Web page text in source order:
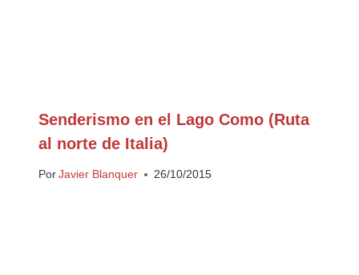
Senderismo en el Lago Como (Ruta
al norte de Italia)
Por Javier Blanquer 26/10/2015